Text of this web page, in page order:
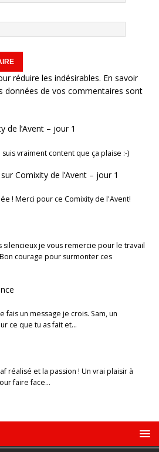
réduire les indésirables. En savoir
données de vos commentaires sont
de l’Avent – jour 1
vraiment content que ça plaise :-)
Comixity de l’Avent – jour 1
! Merci pour ce Comixity de l'Avent!
silencieux je vous remercie pour le travail
courage pour surmonter ces
fais un message je crois. Sam, un
ce que tu as fait et…
réalisé et la passion ! Un vrai plaisir à
faire face…